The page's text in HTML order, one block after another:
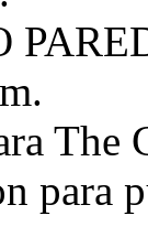
The
para